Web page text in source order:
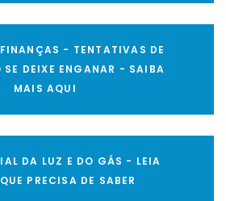
- TENTATIVAS DE
SE DEIXE ENGANAR - SAIBA
MAIS AQUI
DA LUZ E DO GÁS - LEIA
PRECISA DE SABER